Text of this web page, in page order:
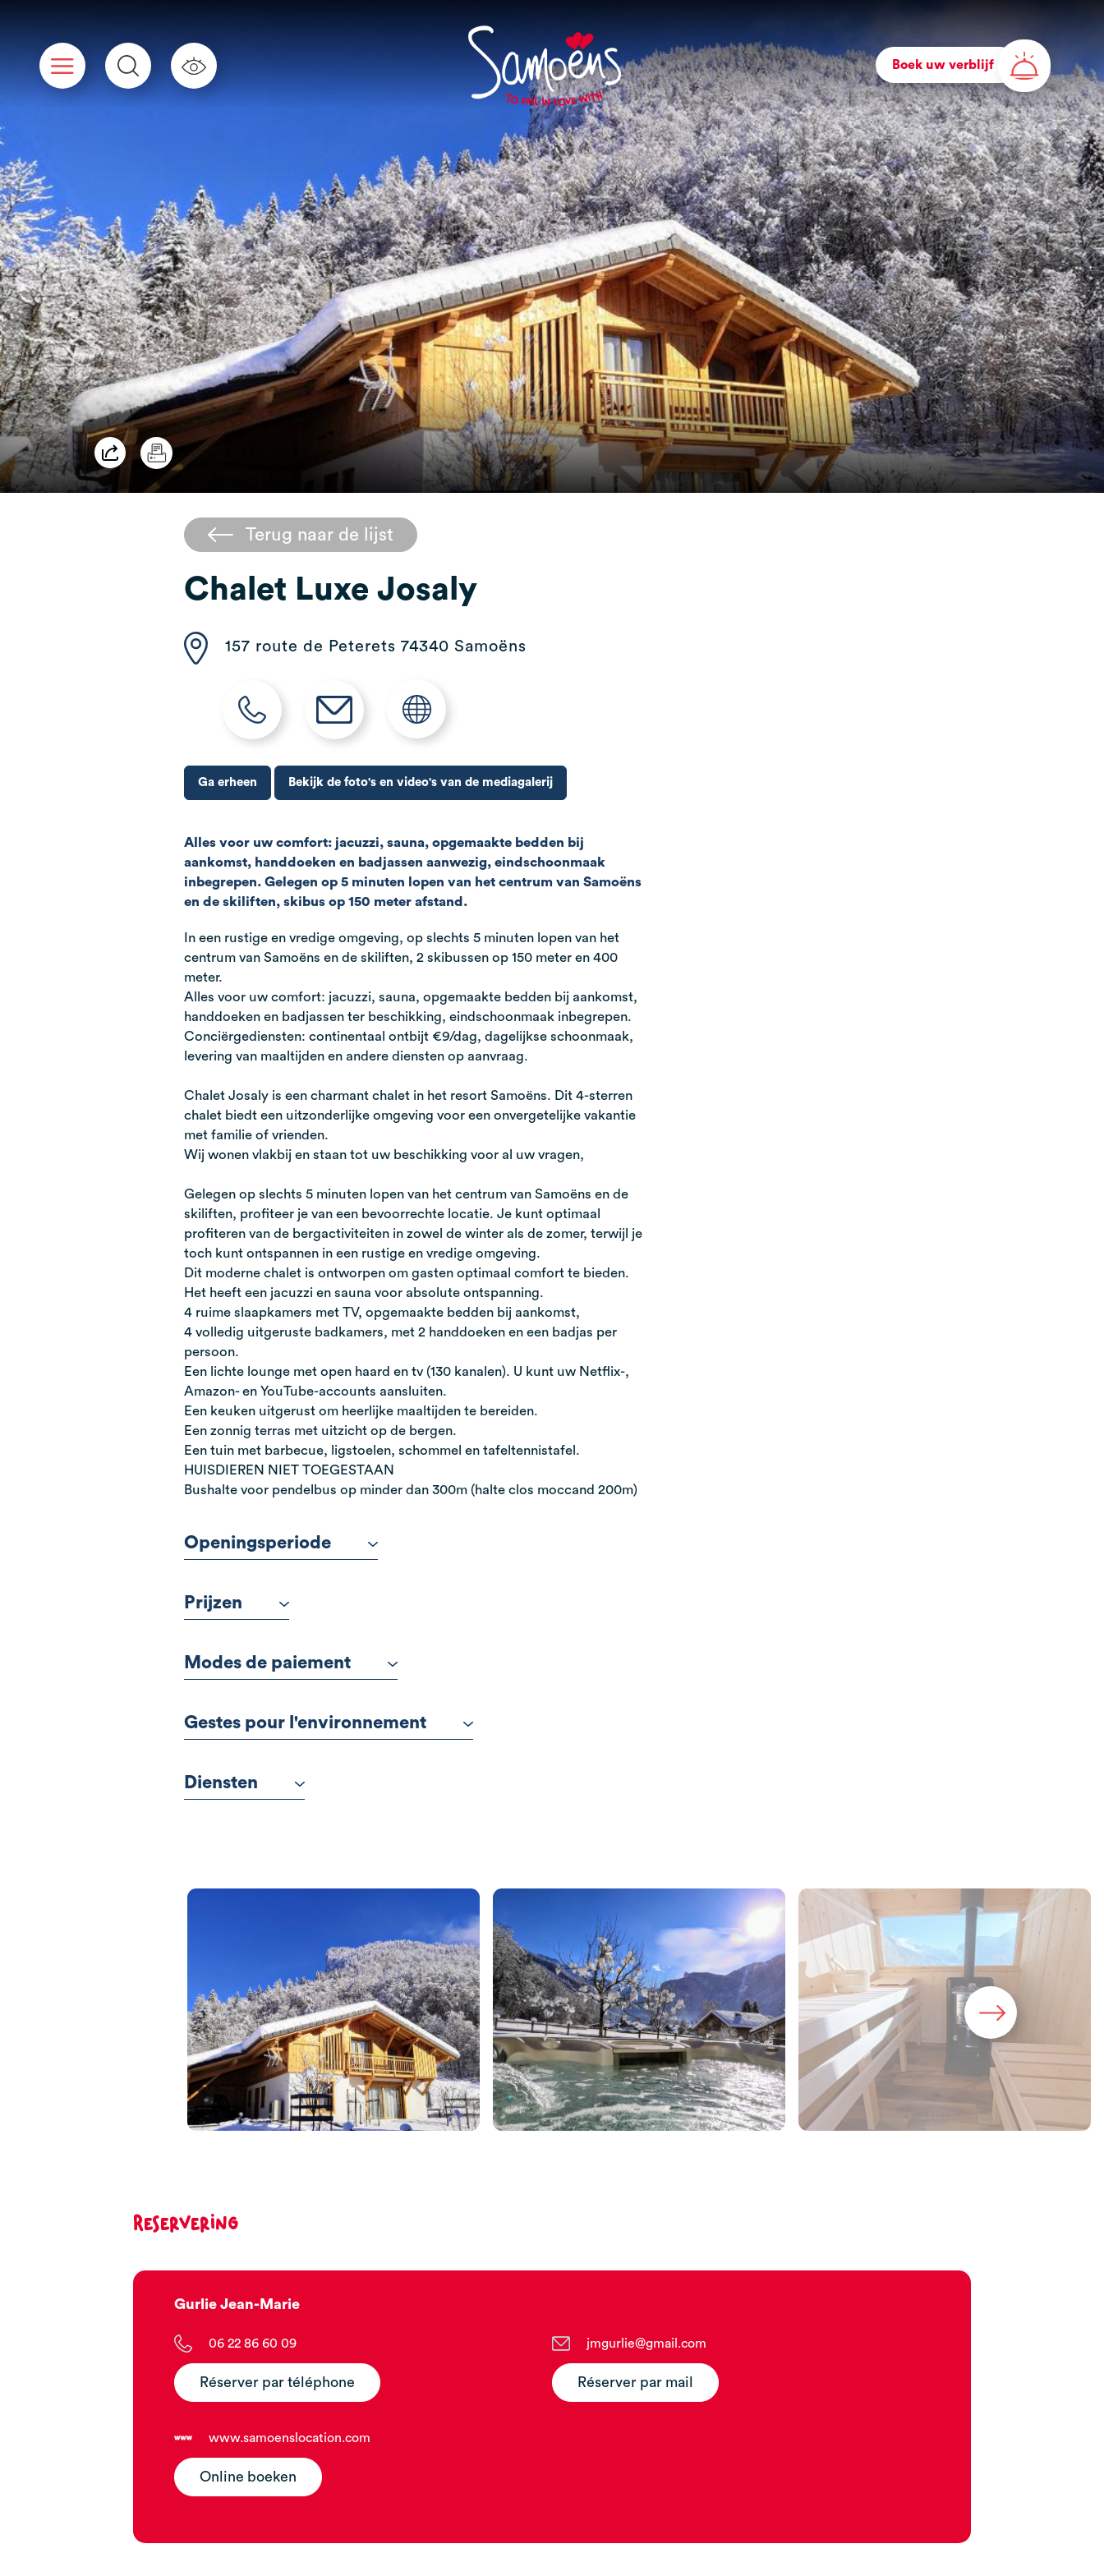
Boek uw verblijf
Terug naar de lijst
Chalet Luxe Josaly
157 route de Peterets 74340 Samoëns
Ga erheen Bekijk de foto's en video's van de mediagalerij
Alles voor uw comfort: jacuzzi, sauna, opgemaakte bedden bij
aankomst, handdoeken en badjassen aanwezig, eindschoonmaak
inbegrepen. Gelegen op 5 minuten lopen van het centrum van Samoëns
en de skiliften, skibus op 150 meter afstand.
In een rustige en vredige omgeving, op slechts 5 minuten lopen van het
centrum van Samoëns en de skiliften, 2 skibussen op 150 meter en 400
meter.
Alles voor uw comfort: jacuzzi, sauna, opgemaakte bedden bij aankomst,
handdoeken en badjassen ter beschikking, eindschoonmaak inbegrepen.
Conciërgediensten: continentaal ontbijt €9/dag, dagelijkse schoonmaak,
levering van maaltijden en andere diensten op aanvraag.
Chalet Josaly is een charmant chalet in het resort Samoëns. Dit 4-sterren
chalet biedt een uitzonderlijke omgeving voor een onvergetelijke vakantie
met familie of vrienden.
Wij wonen vlakbij en staan tot uw beschikking voor al uw vragen,
Gelegen op slechts 5 minuten lopen van het centrum van Samoëns en de
skiliften, profiteer je van een bevoorrechte locatie. Je kunt optimaal
profiteren van de bergactiviteiten in zowel de winter als de zomer, terwijl je
toch kunt ontspannen in een rustige en vredige omgeving.
Dit moderne chalet is ontworpen om gasten optimaal comfort te bieden.
Het heeft een jacuzzi en sauna voor absolute ontspanning.
4 ruime slaapkamers met TV, opgemaakte bedden bij aankomst,
4 volledig uitgeruste badkamers, met 2 handdoeken en een badjas per
persoon.
Een lichte lounge met open haard en tv (130 kanalen). U kunt uw Netflix-,
Amazon- en YouTube-accounts aansluiten.
Een keuken uitgerust om heerlijke maaltijden te bereiden.
Een zonnig terras met uitzicht op de bergen.
Een tuin met barbecue, ligstoelen, schommel en tafeltennistafel.
HUISDIEREN NIET TOEGESTAAN
Bushalte voor pendelbus op minder dan 300m (halte clos moccand 200m)
Openingsperiode
Prijzen
Modes de paiement
Gestes pour l'environnement
Diensten
Reservering
Gurlie Jean-Marie
06 22 86 60 09
Réserver par téléphone
jmgurlie@gmail.com
Réserver par mail
www.samoenslocation.com
Online boeken